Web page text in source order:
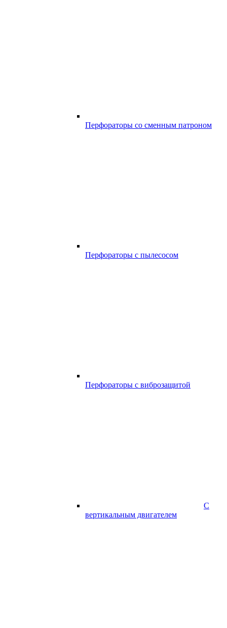
Перфораторы со сменным патроном
Перфораторы с пылесосом
Перфораторы с виброзащитой
С
вертикальным двигателем